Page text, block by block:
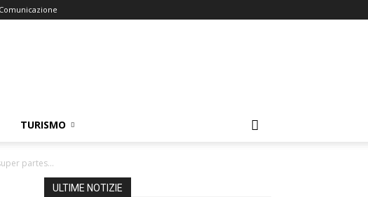
TURISMO
partes...
ULTIME NOTIZIE